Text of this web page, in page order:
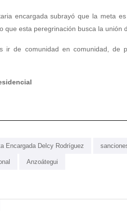
encargada subrayó que la meta
que esta peregrinación busca la unión
ir de comunidad en comunidad, de
Encargada Delcy Rodríguez
Anzoátegui